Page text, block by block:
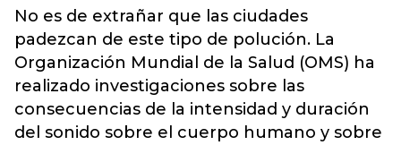
No es de extrañar que las ciudades
padezcan de este tipo de polución. La
Organización Mundial de la Salud (OMS) ha
realizado investigaciones sobre las
consecuencias de la intensidad y duración
del sonido sobre el cuerpo humano y sobre